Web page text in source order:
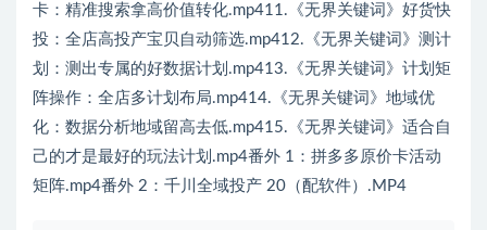
卡：精准搜索拿高价值转化.mp411.《无界关键词》好货快
投：全店高投产宝贝自动筛选.mp412.《无界关键词》测计
划：测出专属的好数据计划.mp413.《无界关键词》计划矩
阵操作：全店多计划布局.mp414.《无界关键词》地域优
化：数据分析地域留高去低.mp415.《无界关键词》适合自
己的才是最好的玩法计划.mp4番外 1：拼多多原价卡活动
矩阵.mp4番外 2：千川全域投产 20（配软件）.MP4